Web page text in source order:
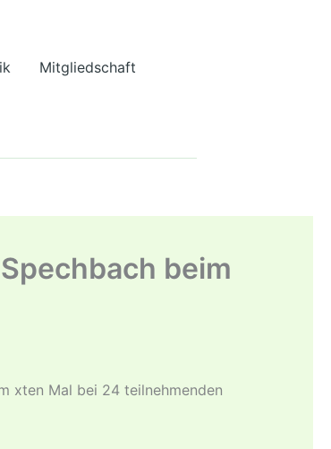
Mitgliedschaft
beim
x­ten Mal bei 24 teilnehmenden